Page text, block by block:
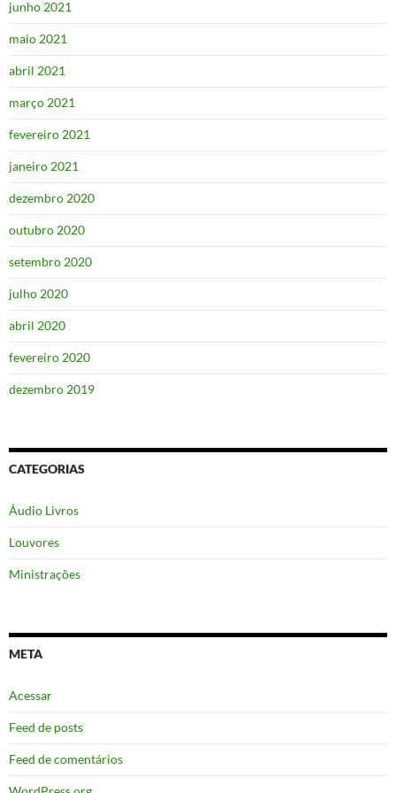
junho 2021
maio 2021
abril 2021
março 2021
fevereiro 2021
janeiro 2021
dezembro 2020
outubro 2020
setembro 2020
julho 2020
abril 2020
fevereiro 2020
dezembro 2019
CATEGORIAS
Áudio Livros
Louvores
Ministrações
META
Acessar
Feed de posts
Feed de comentários